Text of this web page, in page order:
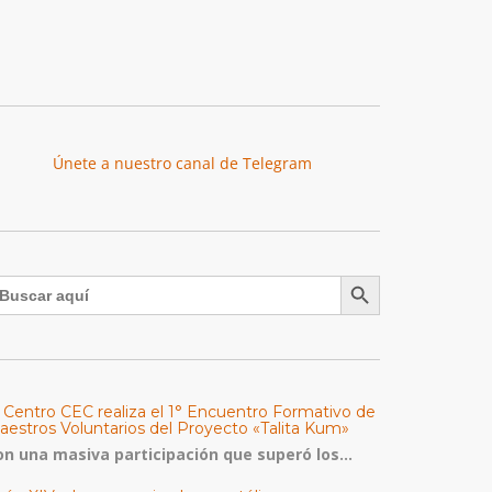
Únete a nuestro canal de Telegram
Botón de búsqueda
Centro CEC realiza el 1° Encuentro Formativo de
Voluntarios del Proyecto «Talita Kum»
una masiva participación que superó los...